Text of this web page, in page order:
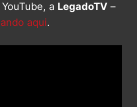
a LegadoTV –
aqui.